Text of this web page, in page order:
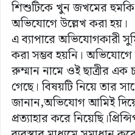
শিশুটিকে খুন জখমের
অভিযোগে উল্লেখ করা হয়।
এ ব্যাপারে অভিযোগকারী
করা সম্ভব হয়নি। অভিযোগে
রুম্মান নামে ওই ছাত্রীর এক
গেছে। বিষয়টি নিয়ে তার
জানান,অভিযোগ আমিই
প্রত্যাহার করে